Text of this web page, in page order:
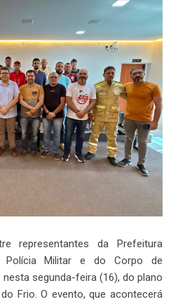
representantes da Prefeitura
Polícia Militar e do Corpo de
segunda-feira (16), do plano
Frio. O evento, que acontecerá